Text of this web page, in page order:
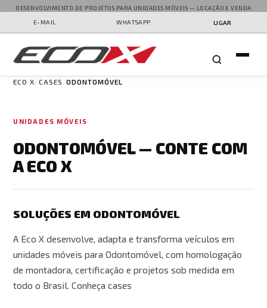
DESENVOLVIMENTO DE PROJETOS PARA UNIDADES MÓVEIS — LOCAÇÃO E VENDA
E-MAIL
WHATSAPP LIGAR
ECO X CASES ODONTOMÓVEL
UNIDADES MÓVEIS
ODONTOMÓVEL — CONTE COM
A ECO X
SOLUÇÕES EM ODONTOMÓVEL
A Eco X desenvolve, adapta e transforma veículos em
unidades móveis para Odontomóvel, com homologação
de montadora, certificação e projetos sob medida em
todo o Brasil. Conheça cases